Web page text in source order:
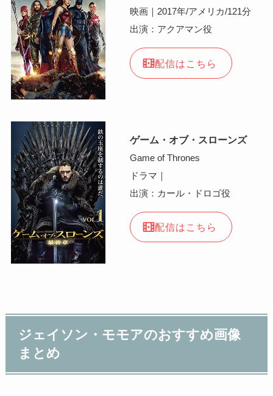
映画｜2017年/アメリカ/121分
出演：アクアマン役
配信はこちら
ゲーム・オブ・スローンズ
Game of Thrones
ドラマ｜
出演：カール・ドロゴ役
配信はこちら
ジェイソン・モモアのおすすめ画像
まとめ